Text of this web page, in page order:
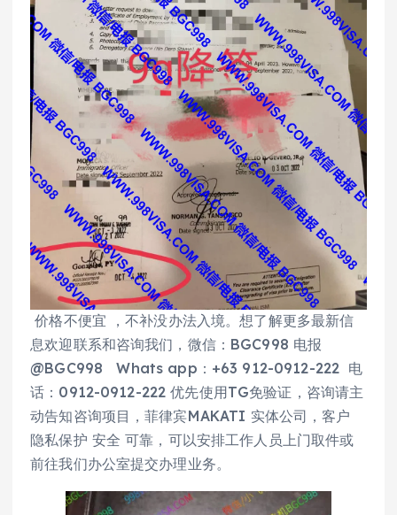
价格不便宜 ，不补没办法入境。想了解更多最新信
息欢迎联系和咨询我们，微信：BGC998 电报
@BGC998 Whats app：+63 912-0912-222 电
话：0912-0912-222 优先使用TG免验证，咨询请主
动告知咨询项目，菲律宾MAKATI 实体公司，客户
隐私保护 安全 可靠，可以安排工作人员上门取件或
前往我们办公室提交办理业务。